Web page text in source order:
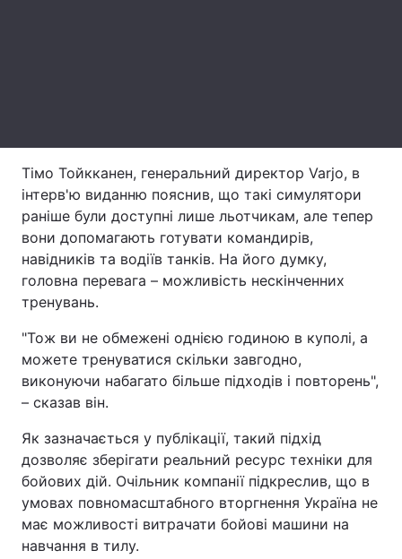
Тема оформлення
Тімо Тойкканен, генеральний директор Varjo, в
інтерв'ю виданню пояснив, що такі симулятори
раніше були доступні лише льотчикам, але тепер
вони допомагають готувати командирів,
навідників та водіїв танків. На його думку,
головна перевага – можливість нескінченних
тренувань.
"Тож ви не обмежені однією годиною в куполі, а
можете тренуватися скільки завгодно,
виконуючи набагато більше підходів і повторень",
– сказав він.
Як зазначається у публікації, такий підхід
дозволяє зберігати реальний ресурс техніки для
бойових дій. Очільник компанії підкреслив, що в
умовах повномасштабного вторгнення Україна не
має можливості витрачати бойові машини на
навчання в тилу.